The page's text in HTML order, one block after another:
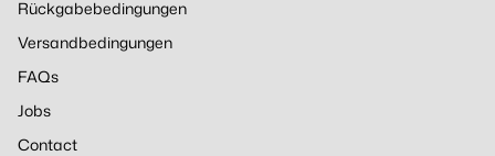
Rückgabebedingungen
Versandbedingungen
FAQs
Jobs
Contact